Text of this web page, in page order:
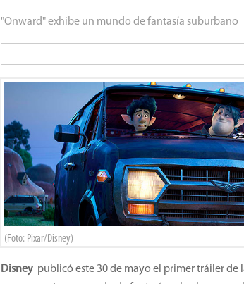
"Onward" exhibe un mundo de fantasía suburbano
(Foto: Pixar/Disney)
Disney publicó este 30 de mayo el primer tráiler de